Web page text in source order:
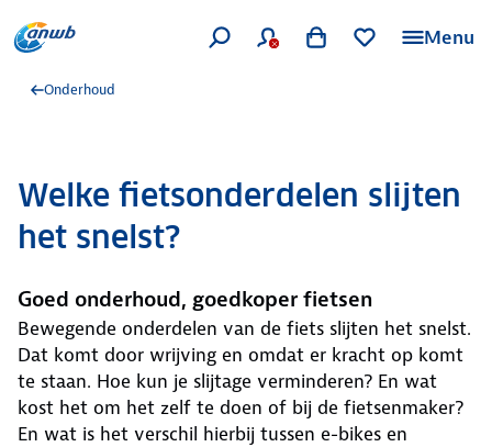
Menu
Onderhoud
Welke fietsonderdelen slijten
het snelst?
Goed onderhoud, goedkoper fietsen
Bewegende onderdelen van de fiets slijten het snelst.
Dat komt door wrijving en omdat er kracht op komt
te staan. Hoe kun je slijtage verminderen? En wat
kost het om het zelf te doen of bij de fietsenmaker?
En wat is het verschil hierbij tussen e-bikes en